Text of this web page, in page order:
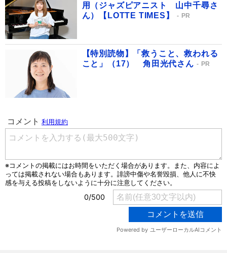
用（ジャズピアニスト 山中千尋さ
ん）【LOTTE TIMES】
PR
【特別読物】「救うこと、救われる
こと」（17） 角田光代さん
PR